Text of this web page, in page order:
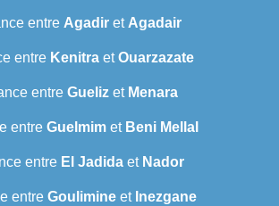
entre Agadiret Agadair
entre Kenitra etOuarzazate
entre Guelizet Menara
entre Guelmimet Beni Mellal
entre El Jadidaet Nador
entre Goulimine et Inezgane